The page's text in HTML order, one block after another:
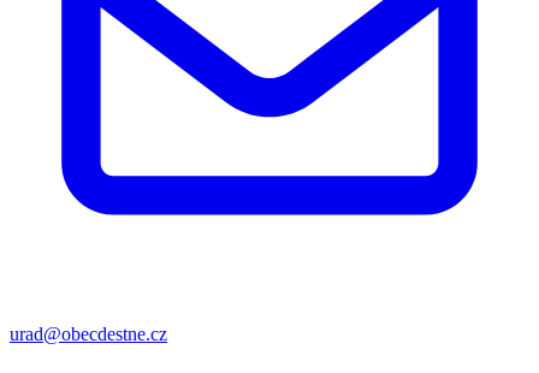
urad@obecdestne.cz